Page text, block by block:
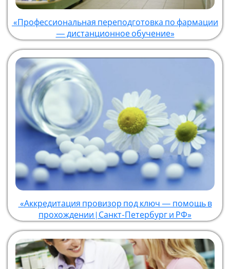
«Профессиональная переподготовка по фармации
— дистанционное обучение»
«Аккредитация провизор под ключ — помощь в
прохождении | Санкт-Петербург и РФ»